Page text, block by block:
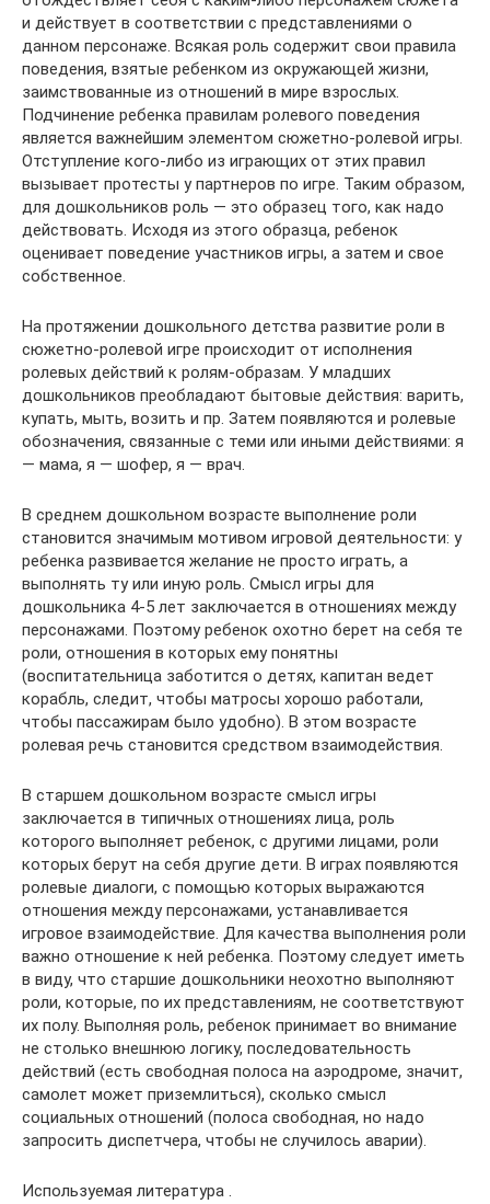
и действует в соответствии с представлениями о
данном персонаже. Всякая роль содержит свои правила
поведения, взятые ребенком из окружающей жизни,
заимствованные из отношений в мире взрослых.
Подчинение ребенка правилам ролевого поведения
является важнейшим элементом сюжетно-ролевой игры.
Отступление кого-либо из играющих от этих правил
вызывает протесты у партнеров по игре. Таким образом,
для дошкольников роль — это образец того, как надо
действовать. Исходя из этого образца, ребенок
оценивает поведение участников игры, а затем и свое
собственное.
На протяжении дошкольного детства развитие роли в
сюжетно-ролевой игре происходит от исполнения
ролевых действий к ролям-образам. У младших
дошкольников преобладают бытовые действия: варить,
купать, мыть, возить и пр. Затем появляются и ролевые
обозначения, связанные с теми или иными действиями: я
— мама, я — шофер, я — врач.
В среднем дошкольном возрасте выполнение роли
становится значимым мотивом игровой деятельности: у
ребенка развивается желание не просто играть, а
выполнять ту или иную роль. Смысл игры для
дошкольника 4-5 лет заключается в отношениях между
персонажами. Поэтому ребенок охотно берет на себя те
роли, отношения в которых ему понятны
(воспитательница заботится о детях, капитан ведет
корабль, следит, чтобы матросы хорошо работали,
чтобы пассажирам было удобно). В этом возрасте
ролевая речь становится средством взаимодействия.
В старшем дошкольном возрасте смысл игры
заключается в типичных отношениях лица, роль
которого выполняет ребенок, с другими лицами, роли
которых берут на себя другие дети. В играх появляются
ролевые диалоги, с помощью которых выражаются
отношения между персонажами, устанавливается
игровое взаимодействие. Для качества выполнения роли
важно отношение к ней ребенка. Поэтому следует иметь
в виду, что старшие дошкольники неохотно выполняют
роли, которые, по их представлениям, не соответствуют
их полу. Выполняя роль, ребенок принимает во внимание
не столько внешнюю логику, последовательность
действий (есть свободная полоса на аэродроме, значит,
самолет может приземлиться), сколько смысл
социальных отношений (полоса свободная, но надо
запросить диспетчера, чтобы не случилось аварии).
Используемая литература .